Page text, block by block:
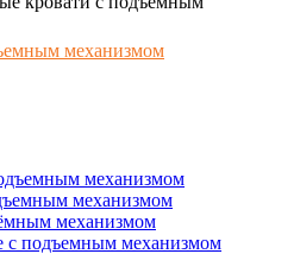
механизмом
механизмом
механизмом
механизмом
с подъемным механизмом